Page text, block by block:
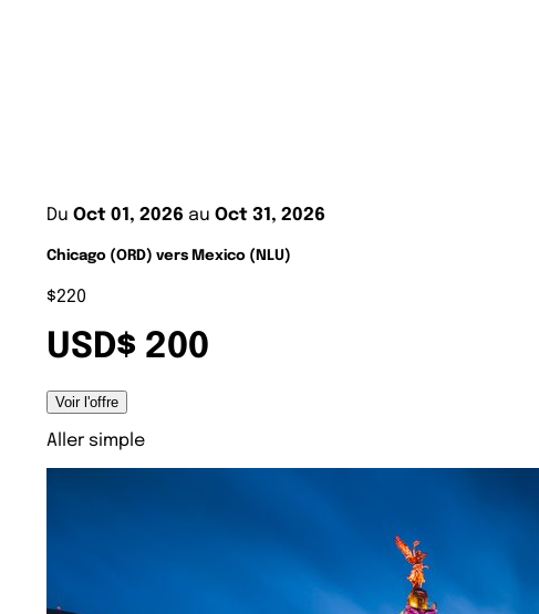
Du Oct 01, 2026 au Oct 31, 2026
Chicago (ORD) vers Mexico (NLU)
$220
USD$ 200
Voir l'offre
Aller simple